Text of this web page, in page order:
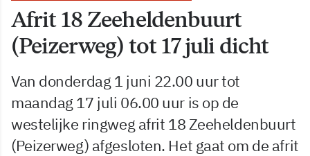
Afrit 18 Zeeheldenbuurt
(Peizerweg) tot 17 juli dicht
Van donderdag 1 juni 22.00 uur tot
maandag 17 juli 06.00 uur is op de
westelijke ringweg afrit 18 Zeeheldenbuurt
(Peizerweg) afgesloten. Het gaat om de afrit